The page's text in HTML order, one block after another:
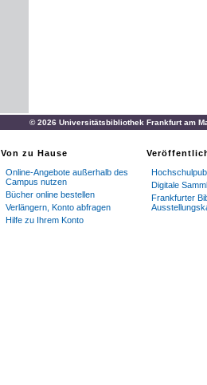
© 2026 Universitätsbibliothek Frankfurt am
Von zu Hause
Online-Angebote außerhalb des
Campus nutzen
Bücher online bestellen
Verlängern, Konto abfragen
Hilfe zu Ihrem Konto
Digitale
Frankfurter